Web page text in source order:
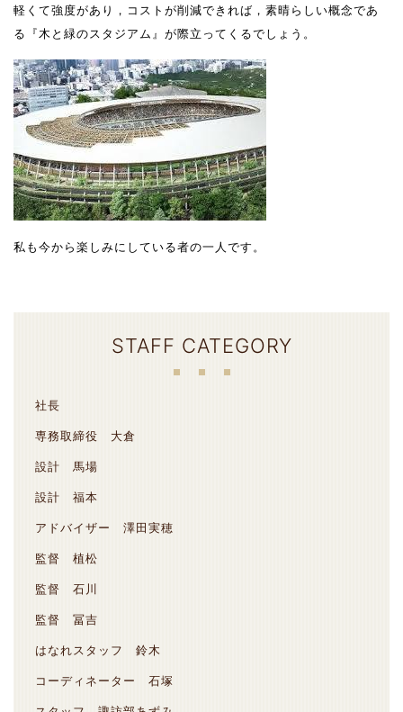
軽くて強度があり，コストが削減できれば，素晴らしい概念であ
る『木と緑のスタジアム』が際立ってくるでしょう。
私も今から楽しみにしている者の一人です。
STAFF CATEGORY
社長
専務取締役 大倉
設計 馬場
設計 福本
アドバイザー 澤田実穂
監督 植松
監督 石川
監督 冨吉
はなれスタッフ 鈴木
コーディネーター 石塚